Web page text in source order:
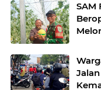
SAM